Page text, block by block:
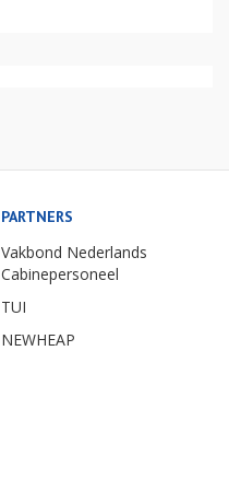
PARTNERS
Vakbond Nederlands
Cabinepersoneel
TUI
NEWHEAP